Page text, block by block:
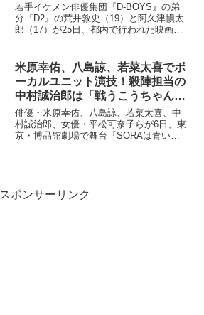
若手イケメン俳優集団『D-BOYS』の弟
分『D2』の荒井敦史（19）と阿久津愼太
郎（17）が25日、都内で行われた映画
優・ヒガリノ（20）、俳優・永岡卓也
（27）らとと...
米原幸佑、八島諒、若菜太喜でボ
ーカルユニット演技！殺陣担当の
中村誠治郎は「戦うこうちゃんの
姿は最高」
俳優・米原幸佑、八島諒、若菜太喜、中
村誠治郎、女優・平松可奈子らが6日、東
京・博品館劇場で舞台『SORAは青い』
スポンサーリンク